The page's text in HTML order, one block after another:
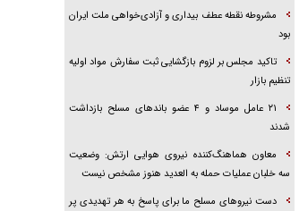
بگنجد!
برابر یورش به پاسگاه‌های پلیس
تحلیل ابعاد پیام رهبر انقلاب به حزب‌الله/ مقاومت
نقشه راه آینده غرب آسیا
مشروطه نقطه عطف بیداری و آزادی‌خواهی ملت ایران
بود
تاکید مجلس بر لزوم بازگشایی ثبت سفارش مواد اولیه
تنظیم بازار
۲۱ عامل موساد و ۴ عضو باند‌های مسلح بازداشت
شدند
معاون هماهنگ‌کننده نیروی هوایی ارتش: وضعیت
سه خلبان عملیات حمله به العدید هنوز مشخص نیست
دست نیرو‌های مسلح ما برای پاسخ به هر تهدیدی پر